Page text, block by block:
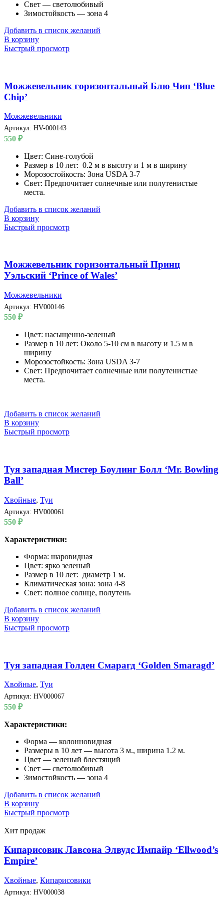
Свет — светолюбивый
Зимостойкость — зона 4
Добавить в список желаний
В корзину
Быстрый просмотр
Можжевельник горизонтальный Блю Чип ‘Blue
Chip’
Можжевельники
Артикул: HV-000143
550 ₽
Цвет: Сине-голубой
Размер в 10 лет: 0.2 м в высоту и 1 м в ширину
Морозостойкость: Зона USDA 3-7
Свет: Предпочитает солнечные или полутенистые
места.
Добавить в список желаний
В корзину
Быстрый просмотр
Можжевельник горизонтальный Принц
Уэльский ‘Prince of Wales’
Можжевельники
Артикул: HV000146
550 ₽
Цвет: насыщенно-зеленый
Размер в 10 лет: Около 5-10 см в высоту и 1.5 м в
ширину
Морозостойкость: Зона USDA 3-7
Свет: Предпочитает солнечные или полутенистые
места.
Добавить в список желаний
В корзину
Быстрый просмотр
Туя западная Мистер Боулинг Болл ‘Mr. Bowling
Ball’
Хвойные, Туи
Артикул: HV000061
550 ₽
Характеристики:
Форма: шаровидная
Цвет: ярко зеленый
Размер в 10 лет: диаметр 1 м.
Климатическая зона: зона 4-8
Свет: полное солнце, полутень
Добавить в список желаний
В корзину
Быстрый просмотр
Туя западная Голден Смарагд ‘Golden Smaragd’
Хвойные, Туи
Артикул: HV000067
550 ₽
Характеристики:
Форма — колонновидная
Размеры в 10 лет — высота 3 м., ширина 1.2 м.
Цвет — зеленый блестящий
Свет — светолюбивый
Зимостойкость — зона 4
Добавить в список желаний
В корзину
Быстрый просмотр
Хит продаж
Кипарисовик Лавсона Элвудс Импайр ‘Ellwood’s
Empire’
Хвойные, Кипарисовики
Артикул: HV000038